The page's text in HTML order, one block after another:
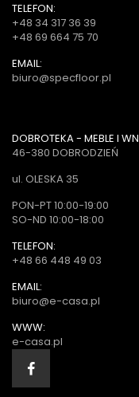
TELEFON:
+48 34 317 36 39
+48 69 664 75 70
EMAIL:
biuro@specfloor.pl
DOBROTEKA - MEBLE I
46-380 DOBRODZIEŃ
ul. OLESKA 35
PON-PT 10:00-19:00
SO-ND 10:00-18:00
TELEFON:
+48 66 448 49 03
EMAIL:
biuro@e-casa.pl
WWW:
e-casa.pl